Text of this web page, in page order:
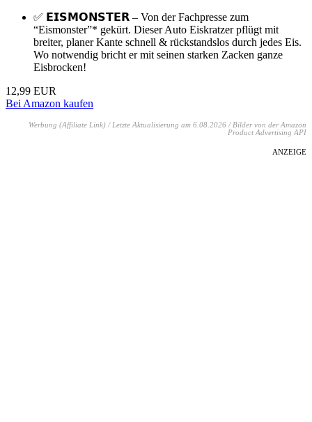
✅ 𝗘𝗜𝗦𝗠𝗢𝗡𝗦𝗧𝗘𝗥 – Von der Fachpresse zum
“Eismonster”* gekürt. Dieser Auto Eiskratzer pflügt mit
breiter, planer Kante schnell & rückstandslos durch jedes Eis.
Wo notwendig bricht er mit seinen starken Zacken ganze
Eisbrocken!
12,99 EUR
Bei Amazon kaufen
Werbung (Affiliate Link) / Letzte Aktualisierung am 6.08.2026 / Bilder von der Amazon
Product Advertising API
ANZEIGE